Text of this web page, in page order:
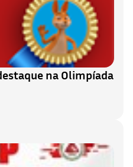
na Olimpíada